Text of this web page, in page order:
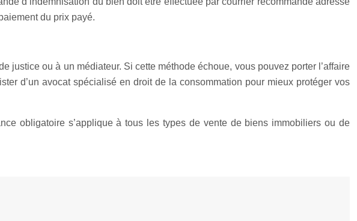
du prix payé.
justice ou à un médiateur. Si cette méthode échoue, vous pouvez porter l’affaire
d’un avocat spécialisé en droit de la consommation pour mieux protéger vos
obligatoire s’applique à tous les types de vente de biens immobiliers ou de